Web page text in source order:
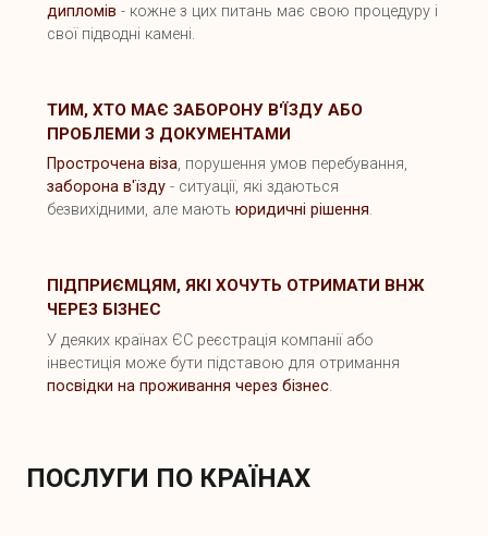
дипломів - кожне з цих питань має свою процедуру і
свої підводні камені.
ТИМ, ХТО МАЄ ЗАБОРОНУ В'ЇЗДУ АБО
ПРОБЛЕМИ З ДОКУМЕНТАМИ
Прострочена віза, порушення умов перебування,
заборона в'їзду - ситуації, які здаються
безвихідними, але маютьюридичні рішення.
ПІДПРИЄМЦЯМ, ЯКІ ХОЧУТЬ ОТРИМАТИ ВНЖ
ЧЕРЕЗ БІЗНЕС
У деяких країнах ЄС реєстрація компанії або
інвестиція може бути підставою для отримання
посвідки на проживання через бізнес.
ПОСЛУГИ ПО КРАЇНАХ